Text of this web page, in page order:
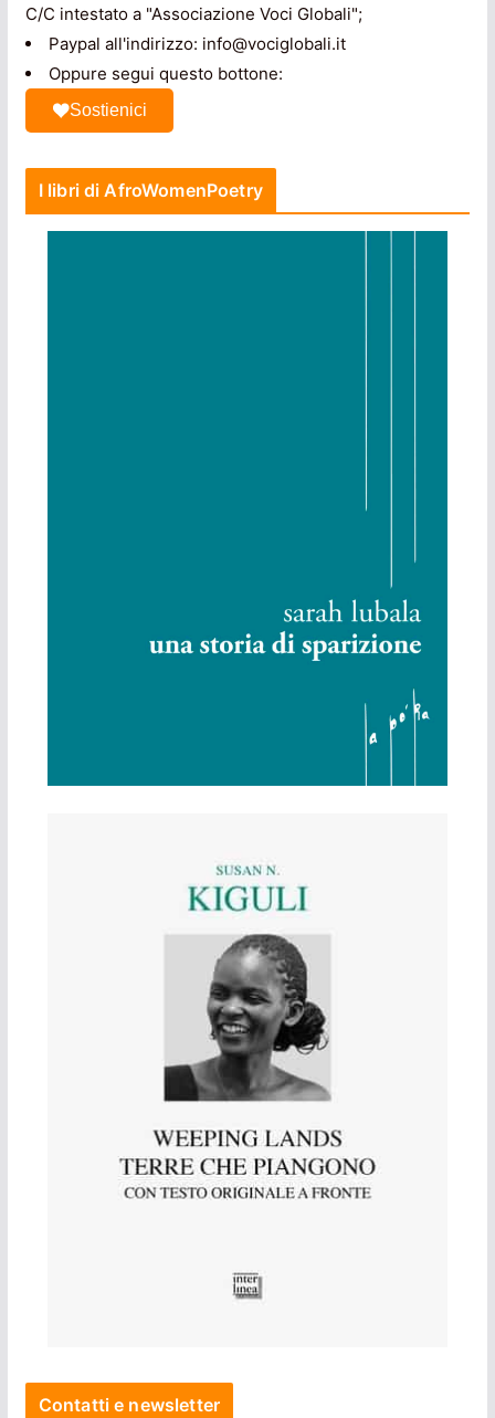
C/C intestato a "Associazione Voci Globali";
Paypal all'indirizzo: info@vociglobali.it
Oppure segui questo bottone:
Sostienici
I libri di AfroWomenPoetry
Contatti e newsletter